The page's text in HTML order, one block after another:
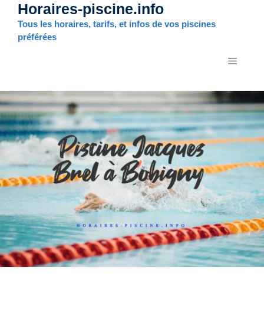
Aller
contenu
Horaires-piscine.info
Tous les horaires, tarifs, et infos de vos piscines
préférées
MENU